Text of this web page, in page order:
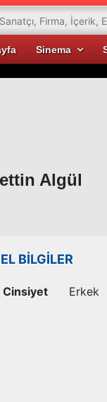
Sinema
Algül
BİLGİLER
Cinsiyet Erkek